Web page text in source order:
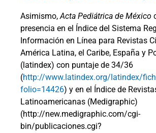
Asimismo,Acta Pediátrica de México
presencia en el Índice del Sistema
Información en Línea para Revistas
América Latina, el Caribe, España y
(latindex) con puntaje de 34/36
(http://www.latindex.org/latindex/
folio=14426) y en el Índice de
Latinoamericanas (Medigraphic)
(http://new.medigraphic.com/cgi-
bin/publicaciones.cgi?